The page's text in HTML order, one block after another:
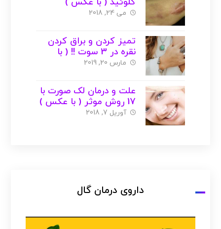
می 24, 2018
تمیز کردن و براق کردن
نقره در 3 سوت !! ( با
عکس )
مارس 20, 2019
علت و درمان لک صورت با
17 روش موثر ( با عکس )
آوریل 7, 2018
داروی درمان گال